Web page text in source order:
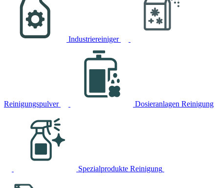
Industriereiniger
Reinigungspulver Dosieranlagen Reinigung
Spezialprodukte Reinigung